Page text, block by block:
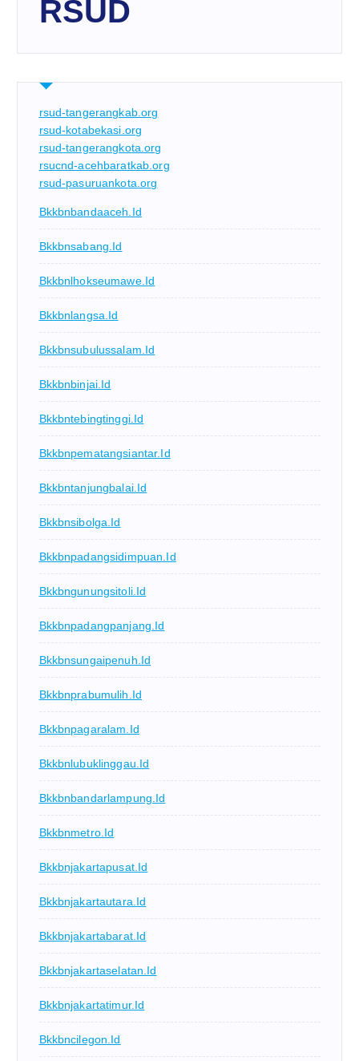
RSUD
rsud-tangerangkab.org
rsud-kotabekasi.org
rsud-tangerangkota.org
rsucnd-acehbaratkab.org
rsud-pasuruankota.org
Bkkbnbandaaceh.id
Bkkbnsabang.id
Bkkbnlhokseumawe.id
Bkkbnlangsa.id
Bkkbnsubulussalam.id
Bkkbnbinjai.id
Bkkbntebingtinggi.id
Bkkbnpematangsiantar.id
Bkkbntanjungbalai.id
Bkkbnsibolga.id
Bkkbnpadangsidimpuan.id
Bkkbngunungsitoli.id
Bkkbnpadangpanjang.id
Bkkbnsungaipenuh.id
Bkkbnprabumulih.id
Bkkbnpagaralam.id
Bkkbnlubuklinggau.id
Bkkbnbandarlampung.id
Bkkbnmetro.id
Bkkbnjakartapusat.id
Bkkbnjakartautara.id
Bkkbnjakartabarat.id
Bkkbnjakartaselatan.id
Bkkbnjakartatimur.id
Bkkbncilegon.id